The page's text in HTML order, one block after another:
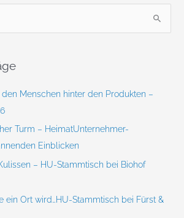
Menschen hinter den Produkten –
Turm – HeimatUnternehmer-
Einblicken
– HU-Stammtisch bei Biohof
ein Ort wird…HU-Stammtisch bei Fürst &